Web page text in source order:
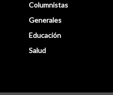
Columnistas
Generales
Educación
Salud